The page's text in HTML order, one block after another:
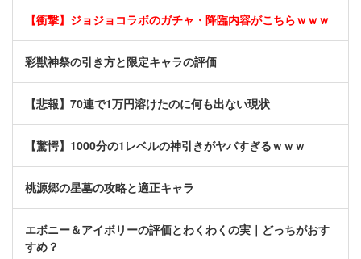
【衝撃】ジョジョコラボのガチャ・降臨内容がこちらｗｗｗ
彩獣神祭の引き方と限定キャラの評価
【悲報】70連で1万円溶けたのに何も出ない現状
【驚愕】1000分の1レベルの神引きがヤバすぎるｗｗｗ
桃源郷の星墓の攻略と適正キャラ
エボニー＆アイボリーの評価とわくわくの実｜どっちがおす
すめ？